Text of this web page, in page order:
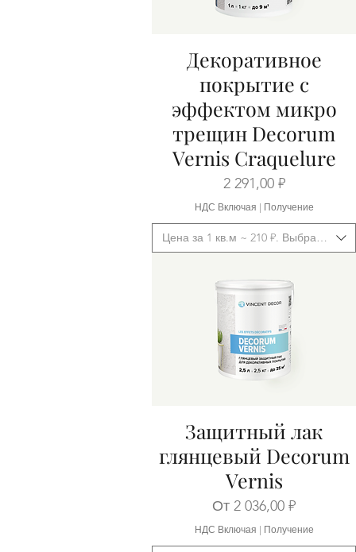
Быстрый просмотр
Декоративное
покрытие с
эффектом микро
трещин Decorum
Vernis Craquelure
Цена
2 291,00 ₽
НДС Включая | Получение
Цена за 1 кв.м ~ 210 ₽. Выбрать
Быстрый просмотр
Защитный лак
глянцевый Decorum
Vernis
От2 036,00 ₽
Цена со скидкой
НДС Включая | Получение